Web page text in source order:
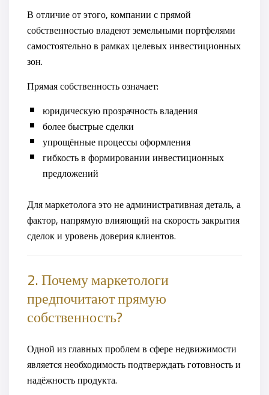
В отличие от этого, компании с прямой
собственностью владеют земельными портфелями
самостоятельно в рамках целевых инвестиционных
зон.
Прямая собственность означает:
юридическую прозрачность владения
более быстрые сделки
упрощённые процессы оформления
гибкость в формировании инвестиционных
предложений
Для маркетолога это не административная деталь, а
фактор, напрямую влияющий на скорость закрытия
сделок и уровень доверия клиентов.
2. Почему маркетологи
предпочитают прямую
собственность?
Одной из главных проблем в сфере недвижимости
является необходимость подтверждать готовность и
надёжность продукта.